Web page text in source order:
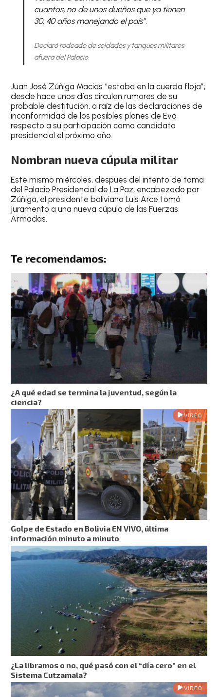
cuantos, no de unos dueños que ya tienen
30, 40 años manejando el país”.
Declaró rodeado de soldados y tanques militares
afuera del Palacio.
Juan José Zúñiga Macias “estaba en la cuerda floja”;
desde hace unos días circulan rumores de su
probable destitución, a raíz de las declaraciones de
inconformidad de los posibles planes de Evo
respecto a su participación como candidato
presidencial el próximo año.
Nombran nueva cúpula militar
Este mismo miércoles, después del intento de toma
del Palacio Presidencial de La Paz, encabezado por
Zúñiga, el presidente boliviano Luis Arce tomó
juramento a una nueva cúpula de las Fuerzas
Armadas.
Te recomendamos:
⁠¿A qué edad se termina la juventud, según la
ciencia?
VIDEO
Golpe de Estado en Bolivia EN VIVO, última
información minuto a minuto
¿La libramos o no, qué pasó con el “día cero” en el
Sistema Cutzamala?
VIDEO